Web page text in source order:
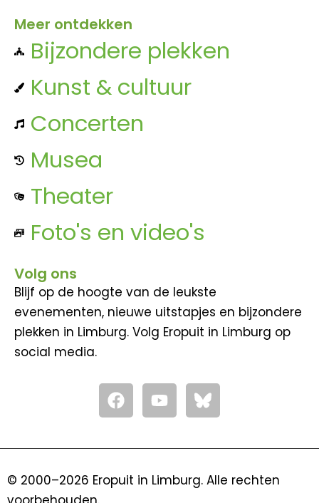
Meer ontdekken
Bijzondere plekken
Kunst & cultuur
Concerten
Musea
Theater
Foto's en video's
Volg ons
Blijf op de hoogte van de leukste
evenementen, nieuwe uitstapjes en bijzondere
plekken in Limburg. Volg Eropuit in Limburg op
social media.
F
a
c
e
o
Y
o
u
t
b
© 2000–2026 Eropuit in Limburg. Alle rechten